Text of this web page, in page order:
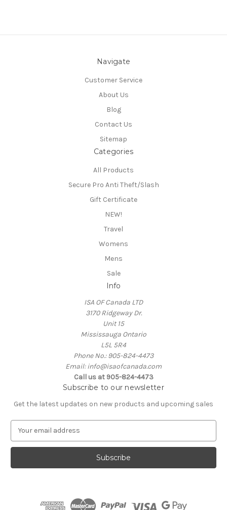
Navigate
Customer Service
About Us
Blog
Contact Us
Sitemap
Categories
All Products
Secure Pro Anti Theft/Slash
Gift Certificate
NEW!
Travel
Womens
Mens
Sale
Info
ISA OF Canada LTD
3170 Ridgeway Dr.
Unit 15
Mississauga Ontario
L5L 5R4
Phone No.: 905-824-4473
Email: info@isaofcanada.com
Call us at 905-824-4473
Subscribe to our newsletter
Get the latest updates on new products and upcoming sales
a
l